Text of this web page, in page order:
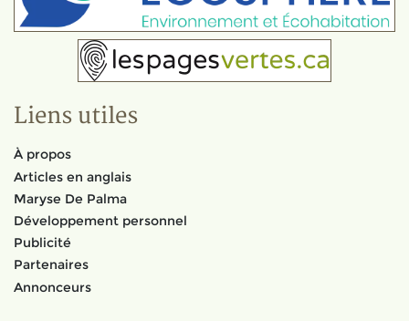
Liens utiles
À propos
Articles en anglais
Maryse De Palma
Développement personnel
Publicité
Partenaires
Annonceurs